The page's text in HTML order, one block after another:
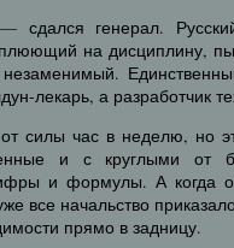
сдался генерал.
на дисциплину,
лекарь, а разработчик
силы час в неделю, но
и с круглыми от
и формулы. А когда
все начальство
прямо в задницу.